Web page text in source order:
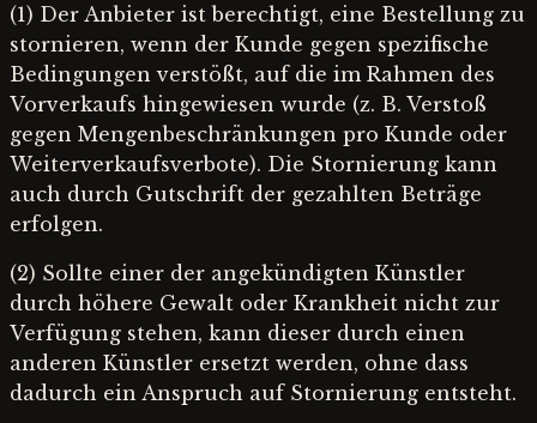
(1) Der Anbieter ist berechtigt, eine Bestellung zu
stornieren, wenn der Kunde gegen spezifische
Bedingungen verstößt, auf die im Rahmen des
Vorverkaufs hingewiesen wurde (z. B. Verstoß
gegen Mengenbeschränkungen pro Kunde oder
Weiterverkaufsverbote). Die Stornierung kann
auch durch Gutschrift der gezahlten Beträge
erfolgen.
(2) Sollte einer der angekündigten Künstler
durch höhere Gewalt oder Krankheit nicht zur
Verfügung stehen, kann dieser durch einen
anderen Künstler ersetzt werden, ohne dass
dadurch ein Anspruch auf Stornierung entsteht.